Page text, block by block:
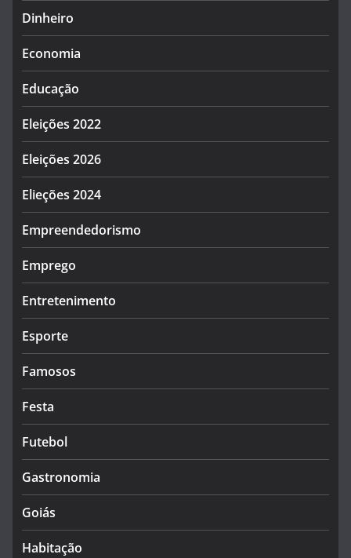
Dinheiro
Economia
Educação
Eleições 2022
Eleições 2026
Elieções 2024
Empreendedorismo
Emprego
Entretenimento
Esporte
Famosos
Festa
Futebol
Gastronomia
Goiás
Habitação